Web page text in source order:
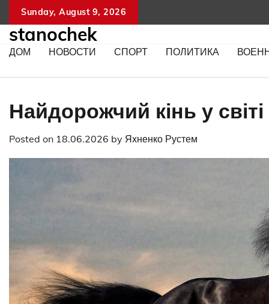
content
Sunday, August 9, 2026
stanochek
ДОМ НОВОСТИ СПОРТ ПОЛИТИКА
Найдорожчий кінь у світі
Posted on 18.06.2026 by Яхненко Рустем